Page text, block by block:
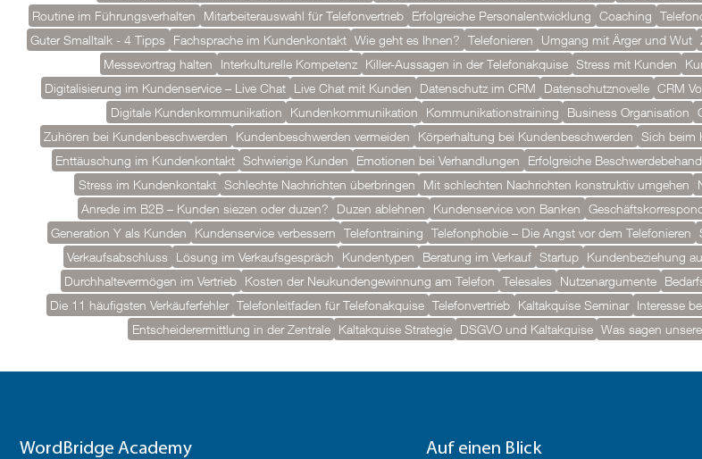
Routine im Führungsverhalten
Mitarbeiterauswahl für Telefonvertrieb Erfolgreiche Personalentwicklung Coaching
Guter Smalltalk - 4 Tipps
Fachsprache im Kundenkontakt Wie geht es Ihnen? Telefonieren Umgang mit Ärger und Wut
Messevortrag halten
Interkulturelle Kompetenz Killer-Aussagen in der Telefonakquise Stress mit Kunden
Digitalisierung im Kundenservice – Live Chat
Live Chat mit Kunden Datenschutz im CRM Datenschutznovelle CRM
Digitale Kundenkommunikation
Kundenkommunikation Kommunikationstraining Business Organisation
Zuhören bei Kundenbeschwerden
Kundenbeschwerden vermeiden Körperhaltung bei Kundenbeschwerden Sich beim
Enttäuschung im Kundenkontakt Schwierige Kunden Emotionen bei Verhandlungen Erfolgreiche
Stress im Kundenkontakt Schlechte Nachrichten überbringen Mit schlechten Nachrichten konstruktiv umgehen
Anrede im B2B – Kunden siezen oder duzen?
Duzen ablehnen Kundenservice von Banken
Generation Y als Kunden
Kundenservice verbessern Telefontraining Telefonphobie – Die Angst vor dem Telefonieren
Verkaufsabschluss
Lösung im Verkaufsgespräch Kundentypen Beratung im Verkauf Startup Kundenbeziehung
Durchhaltevermögen im Vertrieb
Kosten der Neukundengewinnung am Telefon Telesales Nutzenargumente
Die 11 häufigsten Verkäuferfehler Telefonleitfaden für Telefonakquise Telefonvertrieb Kaltakquise Seminar Interesse
Entscheiderermittlung in der Zentrale
Kaltakquise Strategie DSGVO und Kaltakquise Was sagen
WordBridge Academy Auf einen Blick